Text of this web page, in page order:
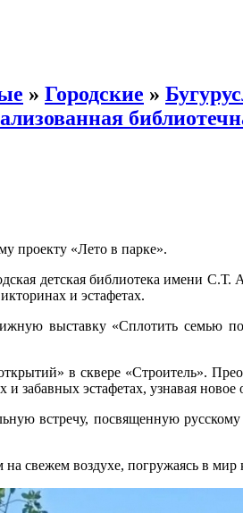
» Городские »
проекту «Лето в парке».
детская библиотека имени С.Т.
и эстафетах.
выставку «Сплотить семью
в сквере «Строитель».
и забавных эстафетах, узнавая
встречу, посвященную
свежем воздухе, погружаясь в мир